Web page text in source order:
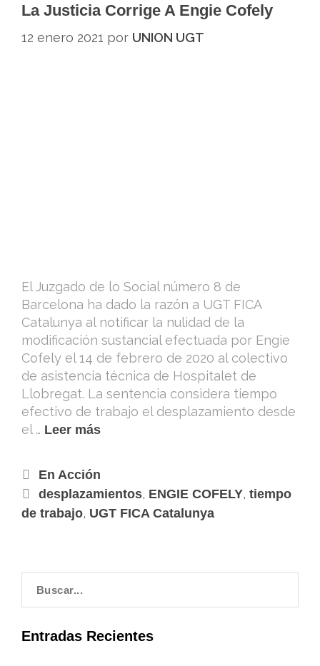
La Justicia Corrige A Engie Cofely
12 enero 2021 por UNION UGT
El Juzgado de lo Social número 8 de
Barcelona ha dado la razón a UGT FICA
Catalunya al notificar la nulidad de la
modificación sustancial efectuada por Engie
Cofely el 14 de febrero de 2020 al colectivo
de asistencia técnica de Hospitalet de
Llobregat. La sentencia considera tiempo
efectivo de trabajo el desplazamiento desde
el … Leer más
En Acción
desplazamientos, ENGIE COFELY, tiempo
de trabajo, UGT FICA Catalunya
Entradas Recientes